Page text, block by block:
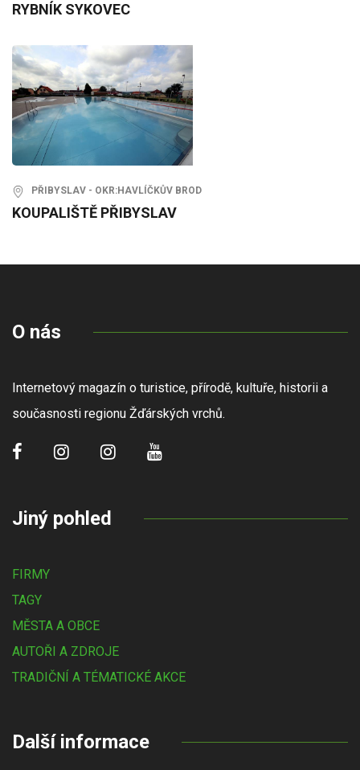
RYBNÍK SYKOVEC
PŘIBYSLAV - OKR:HAVLÍČKŮV BROD
KOUPALIŠTĚ PŘIBYSLAV
O nás
Internetový magazín o turistice, přírodě, kultuře, historii a
současnosti regionu Žďárských vrchů.
Jiný pohled
FIRMY
TAGY
MĚSTA A OBCE
AUTOŘI A ZDROJE
TRADIČNÍ A TÉMATICKÉ AKCE
Další informace